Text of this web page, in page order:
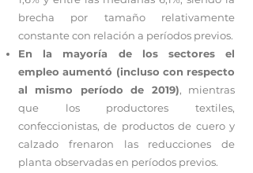
brecha por tamaño relativamente
constante con relación a períodos previos.
En la mayoría de los sectores el
empleo aumentó (incluso con respecto
al mismo período de 2019), mientras
que los productores textiles,
confeccionistas, de productos de cuero y
calzado frenaron las reducciones de
planta observadas en períodos previos.